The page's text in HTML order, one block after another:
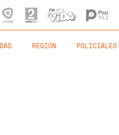
REGIÓN POLICIALES